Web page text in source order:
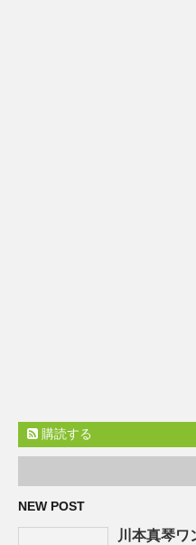
購読する
NEW POST
川本真琴ワ